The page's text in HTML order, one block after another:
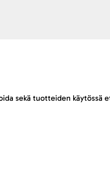
sekä tuotteiden käytössä